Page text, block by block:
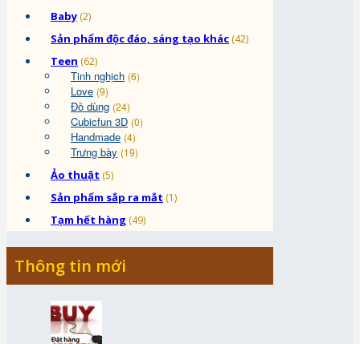
Baby (2)
Sản phẩm độc đáo, sáng tạo khác (42)
Teen (62)
Tinh nghịch (6)
Love (9)
Đồ dùng (24)
Cubicfun 3D (0)
Handmade (4)
Trưng bày (19)
Ảo thuật (5)
Sản phẩm sắp ra mắt (1)
Tạm hết hàng (49)
Thông tin mới